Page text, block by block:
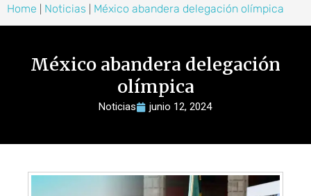
Home Noticias México abandera delegación olímpica
México abandera delegación
olímpica
Noticias junio 12, 2024